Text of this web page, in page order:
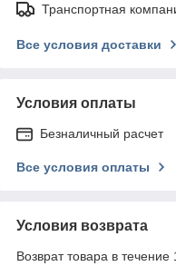
Транспортная
Все условия доставки
Условия оплаты
Безналичный расчет
Все условия оплаты
Условия возврата
Возврат товара в